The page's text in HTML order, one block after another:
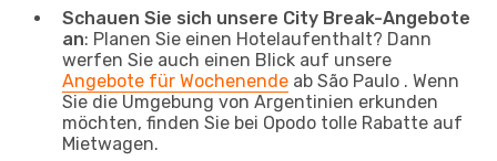
Schauen Sie sich unsere City Break-Angebote
an: Planen Sie einen Hotelaufenthalt? Dann
werfen Sie auch einen Blick auf unsere
Angebote für Wochenende ab São Paulo . Wenn
Sie die Umgebung von Argentinien erkunden
möchten, finden Sie bei Opodo tolle Rabatte auf
Mietwagen.